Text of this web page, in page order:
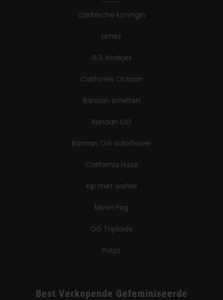
Caribische koningin
Limez
G.S. Koekjes
Californië Octaan
Banaan smelten
Banaan OG
Banaan OG autoflower
California Haze
Kip met wafels
Moon Fog
OG Triploïde
Purpz
Best Verkopende Gefeminiseerde